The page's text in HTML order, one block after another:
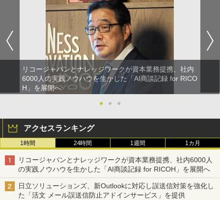
リコージャパンとナレッジワークが資本業務提携、社内
6000人の実践ノウハウを生かした「AI商談記録 for RICO
H」を展開へ
●
● ●
アクセスランキング
1時間 24時間 1週間 1カ月
リコージャパンとナレッジワークが資本業務提携、社内6000人
の実践ノウハウを生かした「AI商談記録 for RICOH」を展開へ
日立ソリューションズ、新Outlookに対応し誤送信対策を強化し
た「活文 メール誤送信防止アドインサービス」を提供